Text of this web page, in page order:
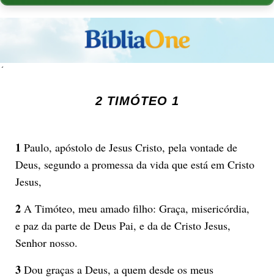
´
2 TIMÓTEO 1
1 Paulo, apóstolo de Jesus Cristo, pela vontade de
Deus, segundo a promessa da vida que está em Cristo
Jesus,
2A Timóteo, meu amado filho: Graça, misericórdia,
e paz da parte de Deus Pai, e da de Cristo Jesus,
Senhor nosso.
3Dou graças a Deus, a quem desde os meus